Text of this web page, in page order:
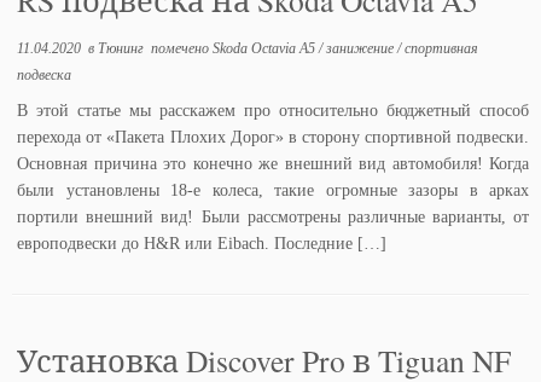
11.04.2020 в Тюнинг помеченоSkoda Octavia A5/занижение/спортивная
подвеска
В этой статье мы расскажем про относительно бюджетный способ
перехода от «Пакета Плохих Дорог» в сторону спортивной подвески.
Основная причина это конечно же внешний вид автомобиля! Когда
были установлены 18-е колеса, такие огромные зазоры в арках
портили внешний вид! Были рассмотрены различные варианты, от
европодвески до H&R или Eibach. Последние […]
Установка Discover Pro в Tiguan NF